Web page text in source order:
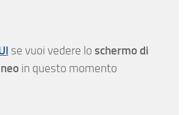
se vuoi vedere lo schermo di
in questo momento